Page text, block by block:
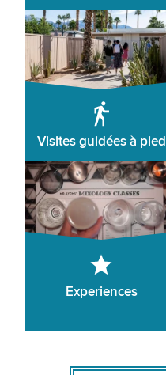
Visites guidées à pied
Experiences